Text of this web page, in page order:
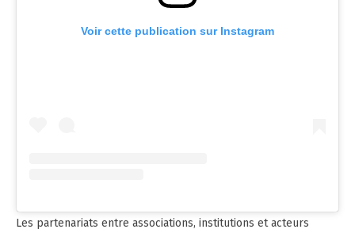
Voir cette publication sur Instagram
Les partenariats entre associations, institutions et acteurs